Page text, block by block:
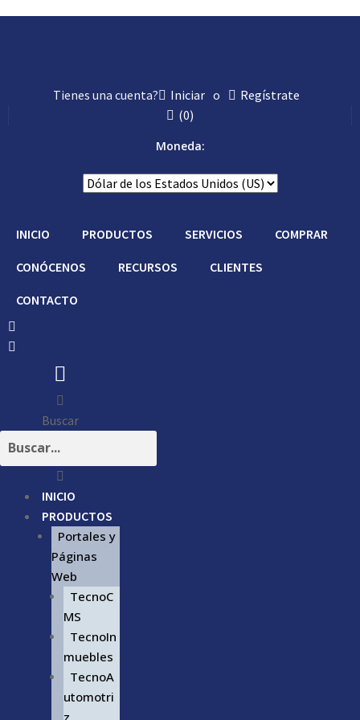
Tienes una cuenta? Iniciar o
Regístrate
(0)
Moneda:
INICIO PRODUCTOS SERVICIOS COMPRAR
CONÓCENOS RECURSOS CLIENTES
CONTACTO
Buscar
INICIO
PRODUCTOS
Portales y
Páginas
Web
TecnoC
MS
TecnoIn
muebles
TecnoA
utomotri